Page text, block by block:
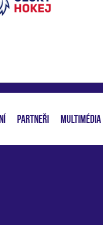
PARTNEŘI MULTIMÉDIA